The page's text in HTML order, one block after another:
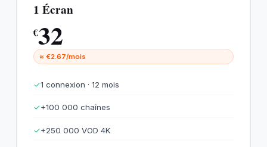
1 Écran
€32
≈ €2.67/mois
✓1 connexion · 12 mois
✓+100 000 chaînes
✓+250 000 VOD 4K